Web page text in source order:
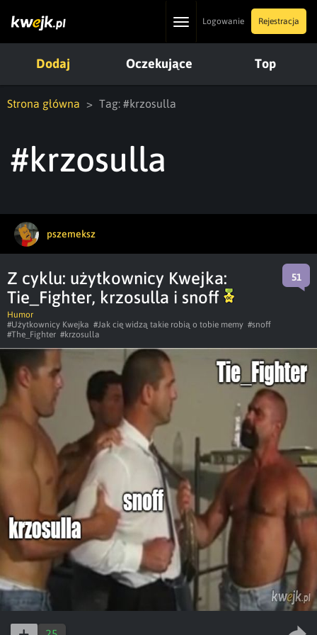
ToggleLogowanie Rejestracja
Dodaj Oczekujące Top
Strona główna Tag: #krzosulla
#krzosulla
pszemeksz
Z cyklu: użytkownicy Kwejka:
Tie_Fighter, krzosulla i snoff
51
Humor
#Użytkownicy Kwejka #Jak cię widzą takie robią o tobie memy #snoff
#The_Fighter #krzosulla